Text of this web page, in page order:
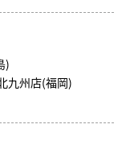
)
九州店(福岡)